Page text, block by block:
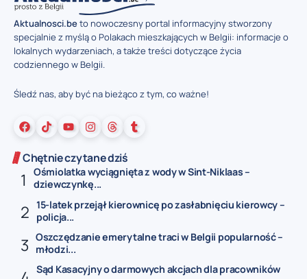
Aktualnosci.beto nowoczesny portal informacyjny stworzony
specjalnie z myślą o Polakach mieszkających w Belgii: informacje o
lokalnych wydarzeniach, a także treści dotyczące życia
codziennego w Belgii.
Śledź nas, aby być na bieżąco z tym, co ważne!
Chętnie czytane dziś
Ośmiolatka wyciągnięta z wody w Sint-Niklaas –
dziewczynkę...
15-latek przejął kierownicę po zasłabnięciu kierowcy –
policja...
Oszczędzanie emerytalne traci w Belgii popularność –
młodzi...
Sąd Kasacyjny o darmowych akcjach dla pracowników